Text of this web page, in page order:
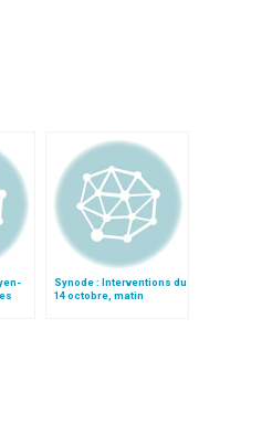
Synode : Interventions du
14 octobre, matin